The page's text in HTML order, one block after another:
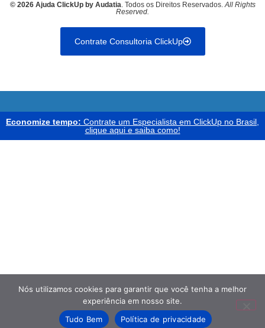
© 2026 Ajuda ClickUp by Audatia. Todos os Direitos Reservados.All Rights
Reserved.
Contrate Consultoria ClickUp
Economize tempo: Contrate um Especialista em ClickUp no Brasil,
clique aqui e saiba como!
Nós utilizamos cookies para garantir que você tenha a melhor
experiência em nosso site.
Tudo Bem
Política de privacidade